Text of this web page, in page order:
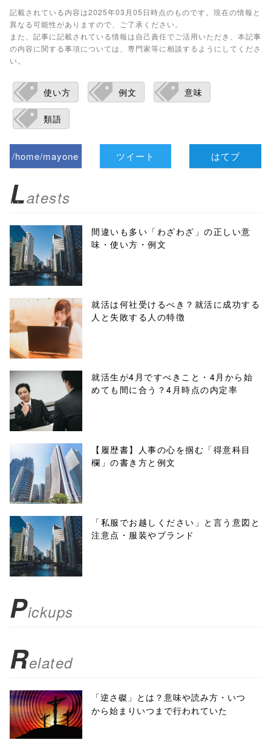
記載されている内容は2025年03月05日時点のものです。現在の情報と
異なる可能性がありますので、ご了承ください。
また、記事に記載されている情報は自己責任でご活用いただき、本記事
の内容に関する事項については、専門家等に相談するようにしてくださ
い。
使い方 例文 意味
類語
/home/mayone
biz.jp/public_ht
ml/wp-
content/themes
/tapbiz_theme/
parts/sns-
buttons.php on
line10
/1050412"
onclick="windo
w.open(this.hre
f, 'Gwindow',
'width=550,
height=450,
menubar=no,
toolbar=no,
scrollbars=yes'
false;"> シェア
ツイート はてブ
Latests
間違いも多い「わざわざ」の正しい意
味・使い方・例文
就活は何社受けるべき？就活に成功する
人と失敗する人の特徴
就活生が4月ですべきこと・4月から始
めても間に合う？4月時点の内定率
【履歴書】人事の心を掴む「得意科目
欄」の書き方と例文
「私服でお越しください」と言う意図と
注意点・服装やブランド
Pickups
Related
「逆さ磔」とは？意味や読み方・いつ
から始まりいつまで行われていた